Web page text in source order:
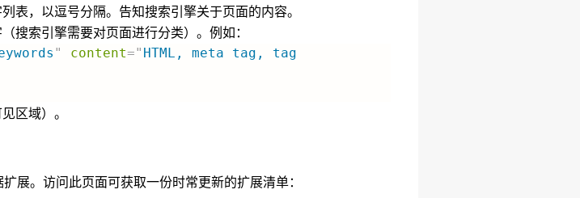
表，以逗号分隔。告知搜索引擎关于页面的内容。
搜索引擎需要对页面进行分类）。例如：
" content=" HTML, meta tag, tag
区域）。
展。访问此页面可获取一份时常更新的扩展清单：